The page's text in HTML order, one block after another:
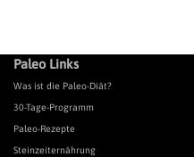
Paleo Links
Was ist die Paleo-Diät?
30-Tage-Programm
Paleo-Rezepte
Steinzeiternährung